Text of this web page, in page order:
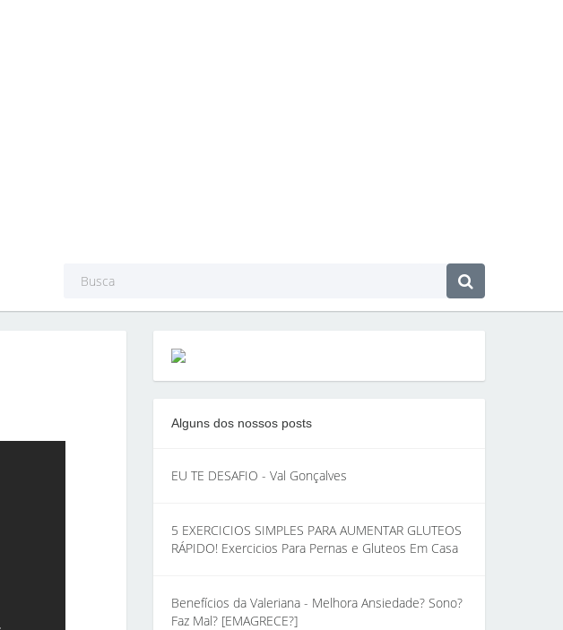
Alguns dos nossos posts
EU TE DESAFIO - Val Gonçalves
5 EXERCICIOS SIMPLES PARA AUMENTAR GLUTEOS
RÁPIDO! Exercicios Para Pernas e Gluteos Em Casa
Benefícios da Valeriana - Melhora Ansiedade? Sono?
Faz Mal? [EMAGRECE?]